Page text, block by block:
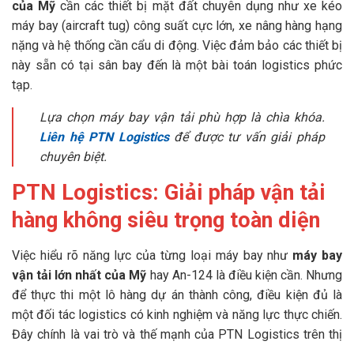
của Mỹ cần các thiết bị mặt đất chuyên dụng như xe kéo
máy bay (aircraft tug) công suất cực lớn, xe nâng hàng hạng
nặng và hệ thống cần cẩu di động. Việc đảm bảo các thiết bị
này sẵn có tại sân bay đến là một bài toán logistics phức
tạp.
Lựa chọn máy bay vận tải phù hợp là chìa khóa.
Liên hệ PTN Logisticsđể được tư vấn giải pháp
chuyên biệt.
PTN Logistics: Giải pháp vận tải
hàng không siêu trọng toàn diện
Việc hiểu rõ năng lực của từng loại máy bay như máy bay
vận tải lớn nhất của Mỹ hay An-124 là điều kiện cần. Nhưng
để thực thi một lô hàng dự án thành công, điều kiện đủ là
một đối tác logistics có kinh nghiệm và năng lực thực chiến.
Đây chính là vai trò và thế mạnh của PTN Logistics trên thị